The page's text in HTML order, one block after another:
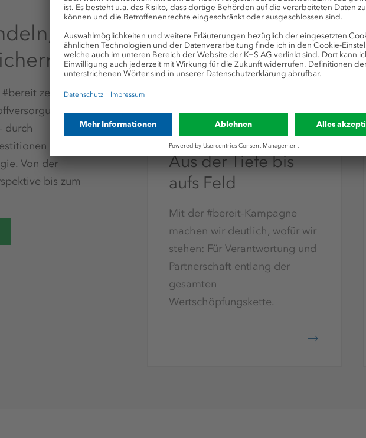
zeigt K+S,
durch
und
Von der
bis zum
Aus der Tiefe bis
aufs Feld
Mit der #bereit-Kampagne
machen wir deutlich, wofür wir
stehen: Für Verantwortung und
Partnerschaft entlang der
gesamten
Wertschöpfungskette.